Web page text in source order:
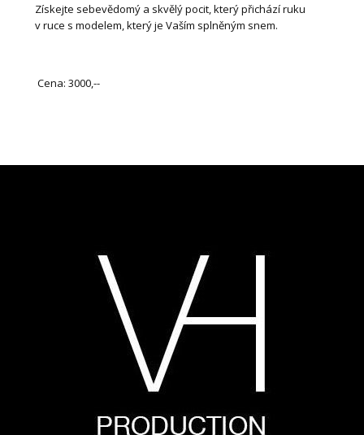
Získejte sebevědomý a skvělý pocit, který přichází ruku
v ruce s modelem, který je Vaším splněným snem.
Cena: 3000,--